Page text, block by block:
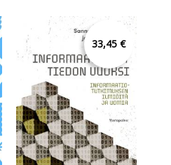
33,45 €